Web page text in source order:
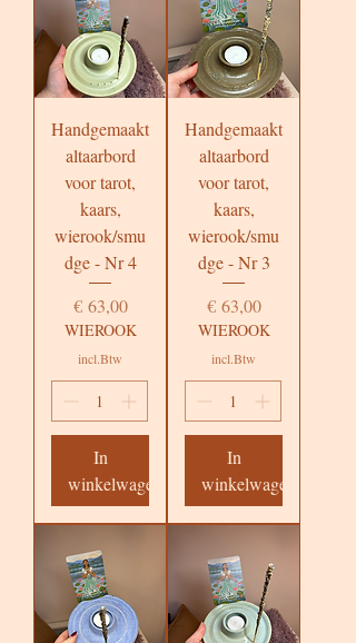
Handgemaakt
altaarbord
voor tarot,
kaars,
wierook/smu
dge - Nr 4
Prijs
€ 63,00
WIEROOK
incl.Btw
In
winkelwagen
Handgemaakt
altaarbord
voor tarot,
kaars,
wierook/smu
dge - Nr 3
Prijs
€ 63,00
WIEROOK
incl.Btw
In
winkelwagen